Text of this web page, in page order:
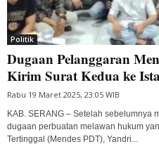
Politik
Dugaan Pelanggaran
Kirim Surat Kedua ke
Rabu 19 Maret 2025, 23:05 WIB
KAB. SERANG – Setelah sebelumnya
dugaan perbuatan melawan hukum
Tertinggal (Mendes PDT), Yandri...